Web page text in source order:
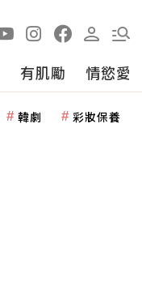
有肌勵 情慾愛
韓劇 彩妝保養